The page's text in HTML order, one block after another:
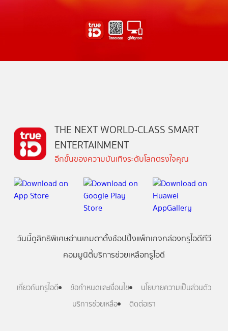
THE NEXT WORLD-CLASS SMART
ENTERTAINMENT
อีกขั้นของความบันเทิงระดับโลกตรงใจคุณ
วันนี้ดูสิทธิพิเศษอ่านเกมตาตั้งช้อปปิ้งแพ็กเกจกล่องทรูไอดีทีวี
คอมมูนิตี้บริการช่วยเหลือทรูไอดี
เกี่ยวกับทรูไอดี ข้อกำหนดและเงื่อนไข
นโยบายความเป็นส่วนตัว
บริการช่วยเหลือ
ติดต่อเรา